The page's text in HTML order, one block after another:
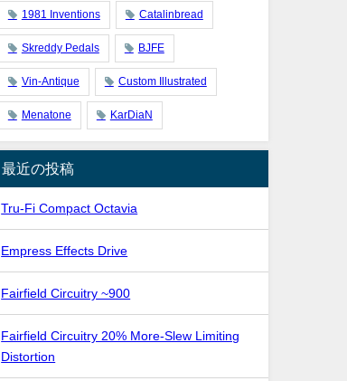
1981 Inventions Catalinbread
Skreddy Pedals BJFE
Vin-Antique Custom Illustrated
Menatone KarDiaN
最近の投稿
Tru-Fi Compact Octavia
Empress Effects Drive
Fairfield Circuitry ~900
Fairfield Circuitry 20% More-Slew Limiting
Distortion